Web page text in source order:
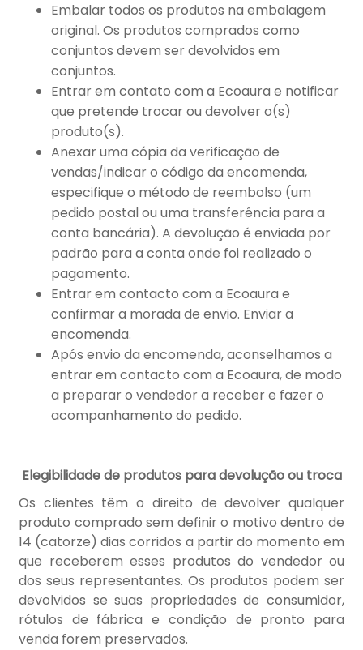
Embalar todos os produtos na embalagem
original. Os produtos comprados como
conjuntos devem ser devolvidos em
conjuntos.
Entrar em contato com a Ecoaura e notificar
que pretende trocar ou devolver o(s)
produto(s).
Anexar uma cópia da verificação de
vendas/indicar o código da encomenda,
especifique o método de reembolso (um
pedido postal ou uma transferência para a
conta bancária). A devolução é enviada por
padrão para a conta onde foi realizado o
pagamento.
Entrar em contacto com a Ecoaura e
confirmar a morada de envio. Enviar a
encomenda.
Após envio da encomenda, aconselhamos a
entrar em contacto com a Ecoaura, de modo
a preparar o vendedor a receber e fazer o
acompanhamento do pedido.
Elegibilidade de produtos para devolução ou troca
Os clientes têm o direito de devolver qualquer
produto comprado sem definir o motivo dentro de
14 (catorze) dias corridos a partir do momento em
que receberem esses produtos do vendedor ou
dos seus representantes. Os produtos podem ser
devolvidos se suas propriedades de consumidor,
rótulos de fábrica e condição de pronto para
venda forem preservados.